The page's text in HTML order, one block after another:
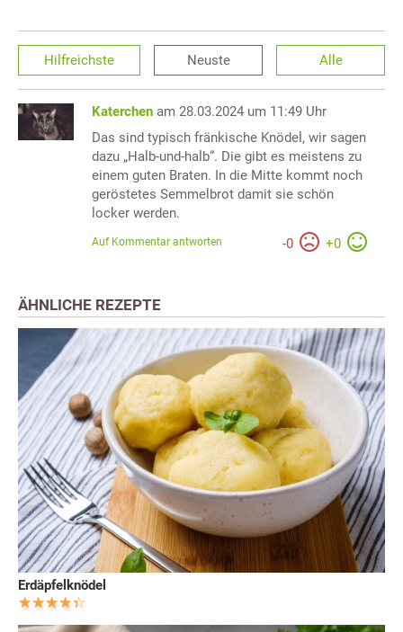
Hilfreichste Neuste Alle
Katerchen am 28.03.2024 um 11:49 Uhr
Das sind typisch fränkische Knödel, wir sagen
dazu „Halb-und-halb“. Die gibt es meistens zu
einem guten Braten. In die Mitte kommt noch
geröstetes Semmelbrot damit sie schön
locker werden.
-0 +0
Auf Kommentar antworten
ÄHNLICHE REZEPTE
Erdäpfelknödel